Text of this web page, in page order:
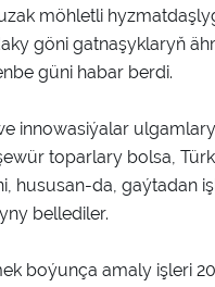
möhletli
göni gatnaşyklaryň
güni habar berdi.
innowasiýalar
toparlary bolsa,
hususan-da, gaýtadan
bellediler.
boýunça amaly işleri